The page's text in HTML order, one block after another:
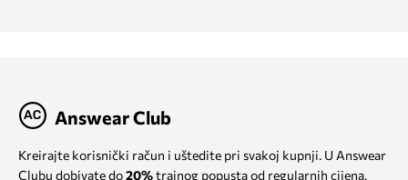
Answear Club
Kreirajte korisnički račun i uštedite pri svakoj kupnji. U Answear
Clubu dobivate do20%trajnog popusta od regularnih cijena.